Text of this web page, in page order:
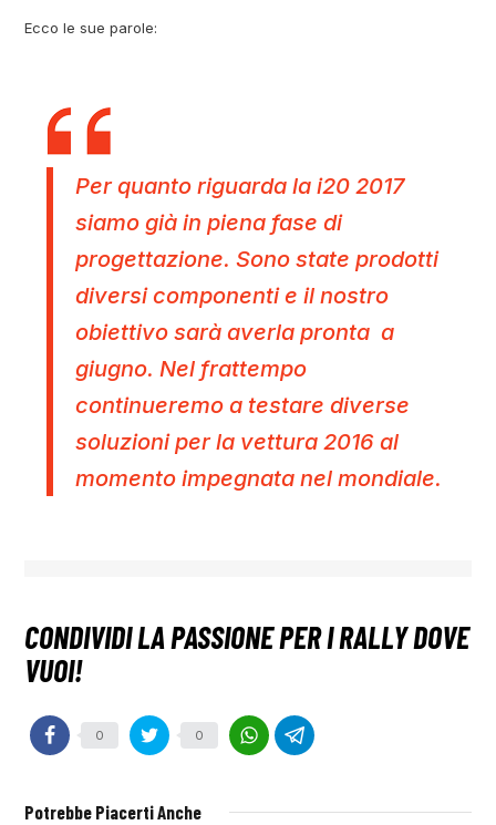
Ecco le sue parole:
Per quanto riguarda la i20 2017
siamo già in piena fase di
progettazione. Sono state prodotti
diversi componenti e il nostro
obiettivo sarà averla pronta a
giugno. Nel frattempo
continueremo a testare diverse
soluzioni per la vettura 2016 al
momento impegnata nel mondiale.
0 0
Potrebbe Piacerti Anche